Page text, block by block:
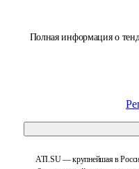
Полная информация о
ATI.SU — крупнейшая в